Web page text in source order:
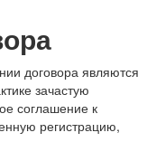
договора являются
зачастую
соглашение к
регистрацию,